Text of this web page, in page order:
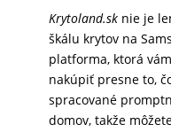
Krytoland.sknie je
škálu krytov na
platforma, ktorá
nakúpiť presne to,
spracované
domov, takže